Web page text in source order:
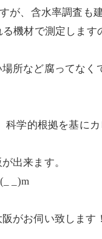
が、含水率調査も
機材で測定します
所など腐ってな
学的根拠を基に
出来ます。
_)m
がお伺い致します！